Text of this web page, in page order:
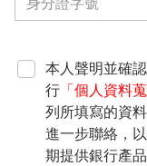
本人聲明並確
行 「個人資料
列所填寫的資
進一步聯絡，
期提供銀行產